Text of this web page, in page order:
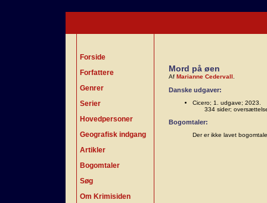
Forside
Forfattere
Genrer
Serier
Hovedpersoner
Geografisk indgang
Artikler
Bogomtaler
Søg
Om Krimisiden
Mord på øen
Af Marianne Cedervall
Danske udgaver:
Cicero; 1. udgave; 2023.
334 sider;
Bogomtaler:
Der er ikke lavet